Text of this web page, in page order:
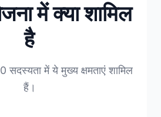
में क्या शामिल
है
में ये मुख्य क्षमताएं शामिल
हैं।